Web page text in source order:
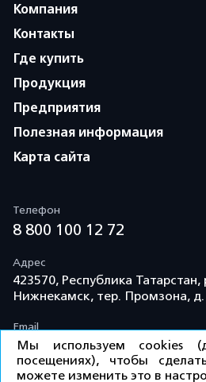
Компания
Контакты
Где купить
Продукция
Предприятия
Полезная информация
Карта сайта
Телефон
8 800 100 12 72
Адрес
423570, Республика
Нижнекамск, тер. Промзона,
Email
info@td-kama.com
Мы используем cookies
посещениях), чтобы
можете изменить это в